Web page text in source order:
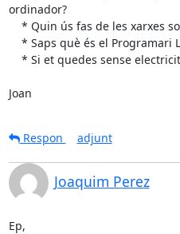
ordinador?
Joan
Respon
adjunt
Joaquim Perez
Ep,